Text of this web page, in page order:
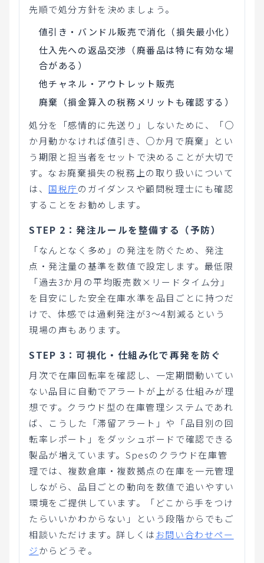
先順で処分方針を決めましょう。
値引き・バンドル販売で消化（損失最小化）
仕入先への返品交渉（廃番品は特に有効な場
合がある）
他チャネル・アウトレット販売
廃棄（損金算入の税務メリットも確認する）
処分を「感情的に先送り」しないために、「○
か月動かなければ値引き、○か月で廃棄」とい
う期限と担当者をセットで決めることが大切で
す。なお廃棄損失の税務上の取り扱いについて
は、 国税庁のガイダンスや顧問税理士にも確認
することをお勧めします。
STEP 2：発注ルールを整備する（予防）
「なんとなく多め」の発注を防ぐため、発注
点・発注量の基準を数値で設定します。最低限
「過去3か月の平均販売数×リードタイム分」
を目安にした安全在庫水準を品目ごとに持つだ
けで、体感では過剰発注が3〜4割減るという
現場の声もあります。
STEP 3：可視化・仕組み化で再発を防ぐ
月次で在庫回転率を確認し、一定期間動いてい
ない品目に自動でアラートが上がる仕組みが理
想です。クラウド型の在庫管理システムであれ
ば、こうした「滞留アラート」や「品目別の回
転率レポート」をダッシュボードで確認できる
製品が増えています。Spesのクラウド在庫管
理では、複数倉庫・複数拠点の在庫を一元管理
しながら、品目ごとの動向を数値で追いやすい
環境をご提供しています。「どこから手をつけ
たらいいかわからない」という段階からでもご
相談いただけます。詳しくは お問い合わせペー
ジからどうぞ。